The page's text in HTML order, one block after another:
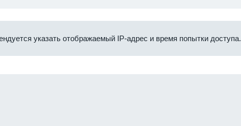
указать отображаемый IP-адрес и время попытки доступа.